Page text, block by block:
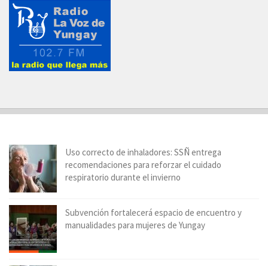
Uso correcto de inhaladores: SSÑ entrega
recomendaciones para reforzar el cuidado
respiratorio durante el invierno
Subvención fortalecerá espacio de encuentro y
manualidades para mujeres de Yungay